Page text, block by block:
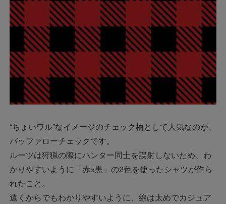
“ちょいワル”なイメージのチェック柄として人気なのが、
バッファローチェックです。
ルーツは狩猟の際にハンター同士を誤射しないため、わ
かりやすいように「赤×黒」の2色を使ったシャツが作ら
れたこと。
遠くからでもわかりやすいように、線は太めでカジュア